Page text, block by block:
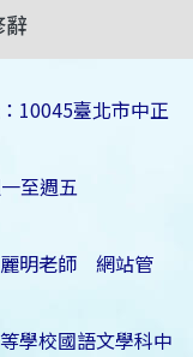
辭
10045臺北市中正
至週五
明老師 網站管
學校國語文學科中